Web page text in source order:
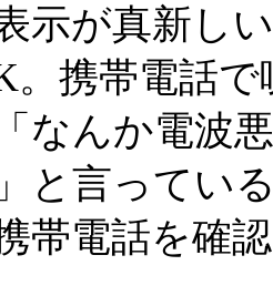
示が真新し
。携帯電話
なんか電波
と言ってい
帯電話を確